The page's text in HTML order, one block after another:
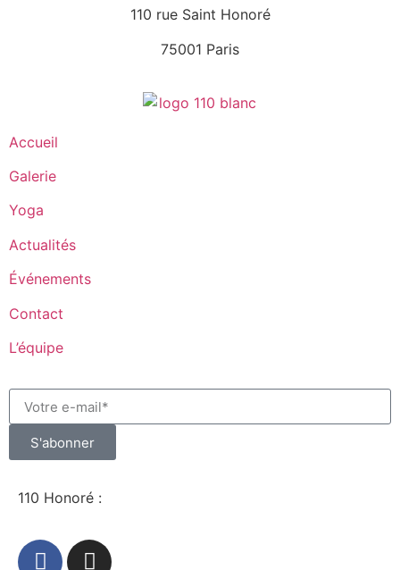
110 rue Saint Honoré
75001 Paris
Accueil
Galerie
Yoga
Actualités
Événements
Contact
L’équipe
S'abonner
110 Honoré :